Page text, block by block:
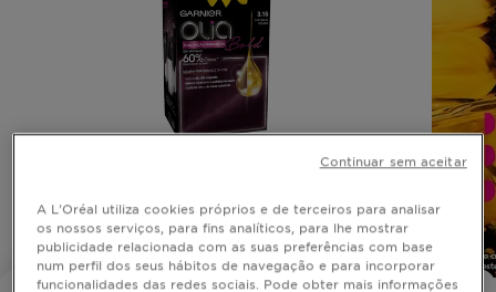
SLIDE 1
SLIDE 2
SLIDE 3
SLIDE 4
SLIDE 5
A L'Oréal utiliza cookies próprios e de terceiros para analisar
os nossos serviços, para fins analíticos, para lhe mostrar
publicidade relacionada com as suas preferências com base
num perfil dos seus hábitos de navegação e para incorporar
funcionalidades das redes sociais. Pode obter mais informações
Continuar sem aceitar